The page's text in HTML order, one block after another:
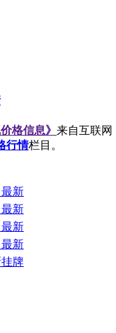
格信息》 来自互联网
行情栏目。
新
新
新
新
牌